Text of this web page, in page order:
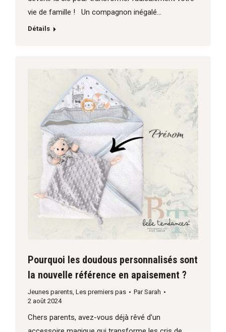
vie de famille ! Un compagnon inégalé…
Détails
Pourquoi les doudous personnalisés sont
la nouvelle référence en apaisement ?
Jeunes parents, Les premiers pas ParSarah
2 août 2024
Chers parents, avez-vous déjà rêvé d’un